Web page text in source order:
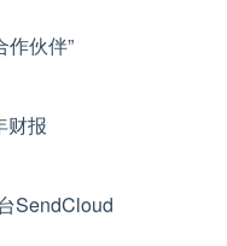
作伙伴”
财报
SendCloud